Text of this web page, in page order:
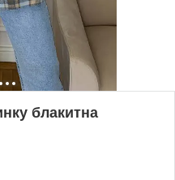
блакитна